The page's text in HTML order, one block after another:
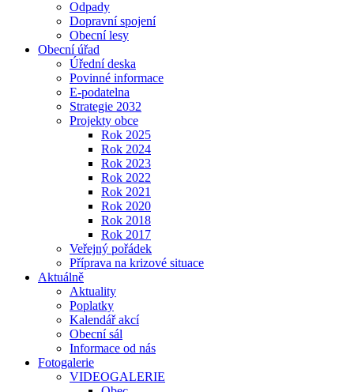
Odpady
Dopravní spojení
Obecní lesy
Obecní úřad
Úřední deska
Povinné informace
E-podatelna
Strategie 2032
Projekty obce
Rok 2025
Rok 2024
Rok 2023
Rok 2022
Rok 2021
Rok 2020
Rok 2018
Rok 2017
Veřejný pořádek
Příprava na krizové situace
Aktuálně
Aktuality
Poplatky
Kalendář akcí
Obecní sál
Informace od nás
Fotogalerie
VIDEOGALERIE